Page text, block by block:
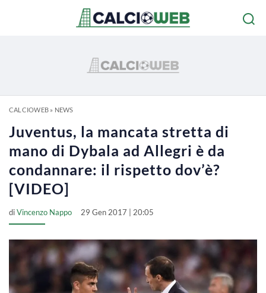
CALCIOWEB» NEWS
Juventus, la mancata stretta di
mano di Dybala ad Allegri è da
condannare: il rispetto dov’è?
[VIDEO]
diVincenzo Nappo 29 Gen 2017 | 20:05